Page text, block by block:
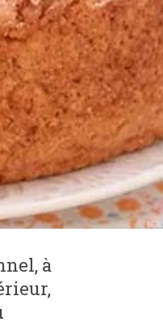
à